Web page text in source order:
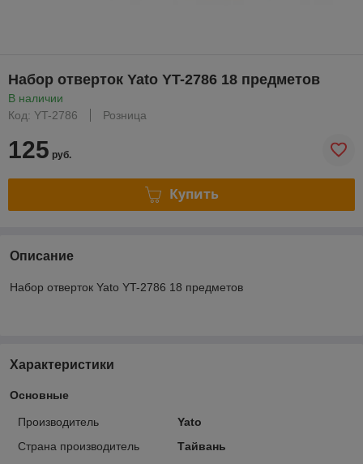
Набор отверток Yato YT-2786 18 предметов
В наличии
Код: YT-2786
Розница
125 руб.
Купить
Описание
Набор отверток Yato YT-2786 18 предметов
Характеристики
Основные
Производитель
Yato
Страна производитель
Тайвань